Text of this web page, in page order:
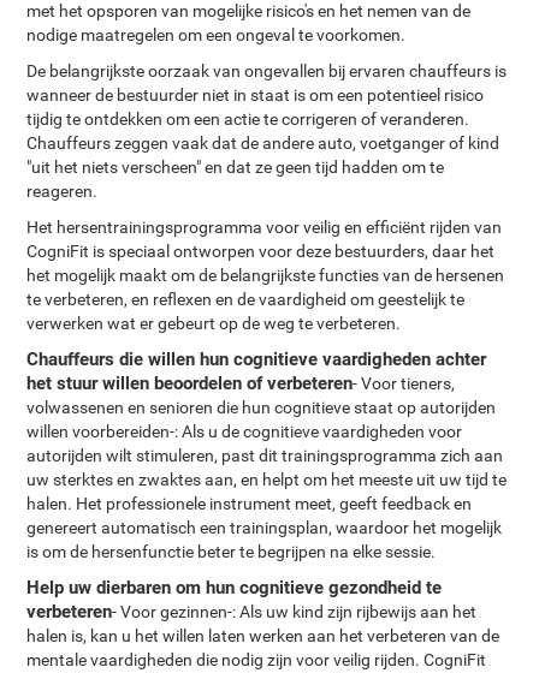
met het opsporen van mogelijke risico's en het nemen van de
nodige maatregelen om een ongeval te voorkomen.
De belangrijkste oorzaak van ongevallen bij ervaren chauffeurs is
wanneer de bestuurder niet in staat is om een potentieel risico
tijdig te ontdekken om een actie te corrigeren of veranderen.
Chauffeurs zeggen vaak dat de andere auto, voetganger of kind
"uit het niets verscheen" en dat ze geen tijd hadden om te
reageren.
Het hersentrainingsprogramma voor veilig en efficiënt rijden van
CogniFit is speciaal ontworpen voor deze bestuurders, daar het
het mogelijk maakt om de belangrijkste functies van de hersenen
te verbeteren, en reflexen en de vaardigheid om geestelijk te
verwerken wat er gebeurt op de weg te verbeteren.
Chauffeurs die willen hun cognitieve vaardigheden achter
het stuur willen beoordelen of verbeteren- Voor tieners,
volwassenen en senioren die hun cognitieve staat op autorijden
willen voorbereiden-: Als u de cognitieve vaardigheden voor
autorijden wilt stimuleren, past dit trainingsprogramma zich aan
uw sterktes en zwaktes aan, en helpt om het meeste uit uw tijd te
halen. Het professionele instrument meet, geeft feedback en
genereert automatisch een trainingsplan, waardoor het mogelijk
is om de hersenfunctie beter te begrijpen na elke sessie.
Help uw dierbaren om hun cognitieve gezondheid te
verbeteren- Voor gezinnen-: Als uw kind zijn rijbewijs aan het
halen is, kan u het willen laten werken aan het verbeteren van de
mentale vaardigheden die nodig zijn voor veilig rijden. CogniFit